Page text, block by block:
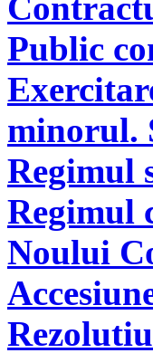
Public
minorul.
Regimul
Regimul
Noului